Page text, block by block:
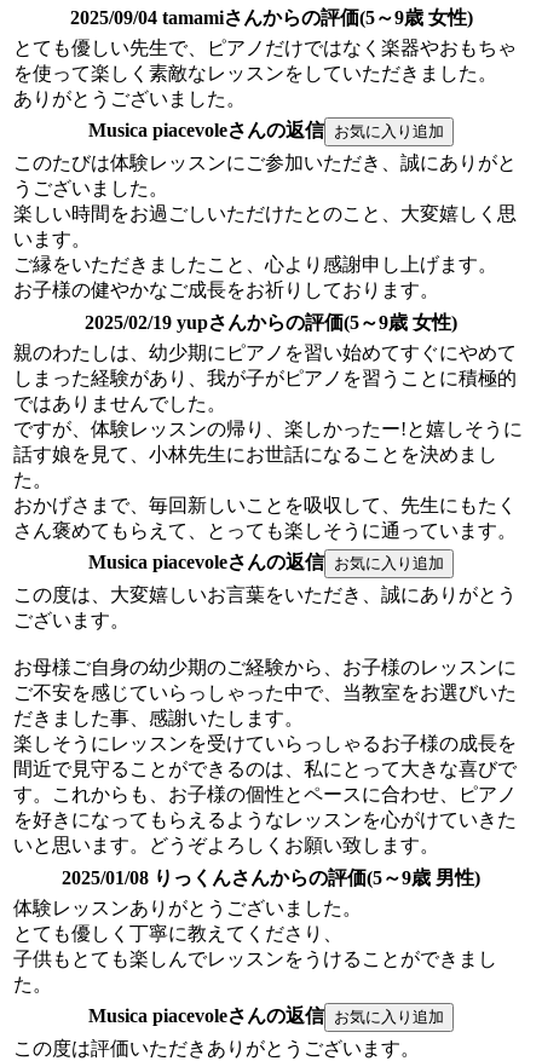
2025/09/04 tamamiさんからの評価(5～9歳 女性)
とても優しい先生で、ピアノだけではなく楽器やおもちゃ
を使って楽しく素敵なレッスンをしていただきました。
ありがとうございました。
Musica piacevoleさんの返信
このたびは体験レッスンにご参加いただき、誠にありがと
うございました。
楽しい時間をお過ごしいただけたとのこと、大変嬉しく思
います。
ご縁をいただきましたこと、心より感謝申し上げます。
お子様の健やかなご成長をお祈りしております。
2025/02/19 yupさんからの評価(5～9歳 女性)
親のわたしは、幼少期にピアノを習い始めてすぐにやめて
しまった経験があり、我が子がピアノを習うことに積極的
ではありませんでした。
ですが、体験レッスンの帰り、楽しかったー!と嬉しそうに
話す娘を見て、小林先生にお世話になることを決めまし
た。
おかげさまで、毎回新しいことを吸収して、先生にもたく
さん褒めてもらえて、とっても楽しそうに通っています。
Musica piacevoleさんの返信
この度は、大変嬉しいお言葉をいただき、誠にありがとう
ございます。
お母様ご自身の幼少期のご経験から、お子様のレッスンに
ご不安を感じていらっしゃった中で、当教室をお選びいた
だきました事、感謝いたします。
楽しそうにレッスンを受けていらっしゃるお子様の成長を
間近で見守ることができるのは、私にとって大きな喜びで
す。これからも、お子様の個性とペースに合わせ、ピアノ
を好きになってもらえるようなレッスンを心がけていきた
いと思います。どうぞよろしくお願い致します。
2025/01/08 りっくんさんからの評価(5～9歳 男性)
体験レッスンありがとうございました。
とても優しく丁寧に教えてくださり、
子供もとても楽しんでレッスンをうけることができまし
た。
Musica piacevoleさんの返信
この度は評価いただきありがとうございます。